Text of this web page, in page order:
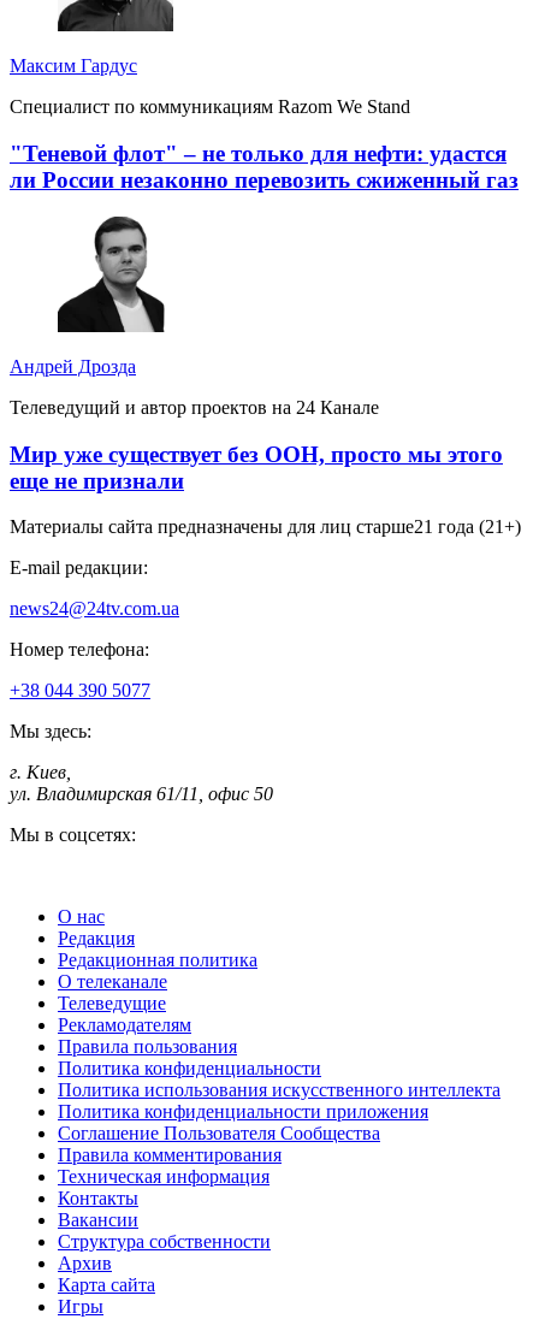
Максим Гардус
Специалист по коммуникациям Razom We Stand
"Теневой флот" – не только для нефти: удастся
ли России незаконно перевозить сжиженный газ
Андрей Дрозда
Телеведущий и автор проектов на 24 Канале
Мир уже существует без ООН, просто мы этого
еще не признали
Материалы сайта предназначены для лиц старше21 года (21+)
E-mail редакции:
news24@24tv.com.ua
Номер телефона:
+38 044 390 5077
Мы здесь:
г. Киев
ул. Владимирская 61/11, офис 50
Мы в соцсетях:
О нас
Редакция
Редакционная политика
О телеканале
Телеведущие
Рекламодателям
Правила пользования
Политика конфиденциальности
Политика использования искусственного интеллекта
Политика конфиденциальности приложения
Соглашение Пользователя Сообщества
Правила комментирования
Техническая информация
Контакты
Вакансии
Структура собственности
Архив
Карта сайта
Игры